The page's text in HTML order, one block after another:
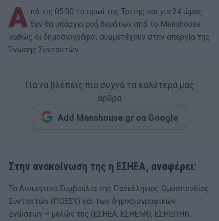
Α πό τις 05:00 το πρωί της Τρίτης και για 24 ώρες
δεν θα υπάρχει ροή θεμάτων από το Menshouse
καθώς οι δημοσιογράφοι συμμετέχουν στην απεργία της
Ένωσης Συντακτών.
Για να βλέπεις πιο συχνά τα καλύτερά μας
άρθρα
Add Menshouse.gr on Google
Στην ανακοίνωση της η ΕΣΗΕΑ, αναφέρει:
Τα Διοικητικά Συμβούλια της Πανελλήνιας Ομοσπονδίας
Συντακτών (ΠΟΕΣΥ) και των δημοσιογραφικών
Ενώσεων – μελών της (ΕΣΗΕΑ, ΕΣΗΕΜΘ, ΕΣΗΕΠΗΝ,